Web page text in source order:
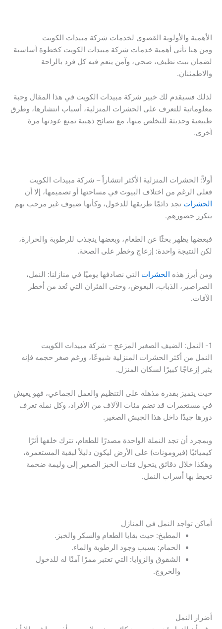
الأهمية والأولوية القصوى لخدمات شركة مبيدات الكويت
ومن هنا تأتي أهمية خدمات شركة مبيدات الكويت كخطوة أساسية
لضمان بيت نظيف، صحي، وآمن ينعم فيه كل فرد بالراحة
والاطمئنان.
لذلك فسيقدم لك خبير شركة مبيدات الكويت في هذا المقال وجبة
معلوماتية للتعرف على الحشرات المنزلية، أسباب انتشارها، وطرق
طبيعية وحديثة للتخلص منها، مع نصائح ذهبية تمنع عودتها مرة
أخرى.
أولاً: الحشرات المنزلية الأكثر انتشاراً – شركة مبيدات الكويت
فعلى الرغم من اختلاف البيوت في مساحتها أو تصميمها، إلا أن
الحشرات تجد دائمًا طريقها للدخول، وكأنها ضيوف غير مرحب بهم
يتكرر حضورهم.
فبعضها يظهر بحثًا عن الطعام، وبعضها ينجذب للرطوبة والحرارة،
لكن النتيجة واحدة: إزعاج وخطر على الصحة.
ومن أبرز هذه الحشرات التي نصادفها يوميًا في منازلنا: النمل،
الصراصير، الذباب، البعوض، وحتى الفئران التي تُعد من أخطر
الآفات.
1- النمل: الضيف الصغير المزعج – شركة مبيدات الكويت
النمل من أكثر الحشرات المنزلية شيوعًا، ورغم صغر حجمه فإنه
يثير إزعاجًا كبيرًا لسكان المنزل.
حيث يتميز بقدرة مذهلة على التنظيم والعمل الجماعي، فهو يعيش
في مستعمرات قد تضم مئات الآلاف من الأفراد، وكل نملة تعرف
دورها جيدًا داخل هذا الجيش الصغير.
وبمجرد أن تجد النملة الواحدة مصدرًا للطعام، تترك خلفها أثرًا
كيميائيًا (فيرومونات) على الأرض ليكون دليلاً لبقية المستعمرة،
وهكذا خلال دقائق يتحول فتات الخبز الصغير إلى وليمة ضخمة
تحيط بها أسراب النمل.
أماكن تواجد النمل في المنازل
المطبخ: حيث بقايا الطعام والسكر والخبز.
الحمام: بسبب وجود الرطوبة والماء.
الشقوق والزوايا: التي تعتبر ممرًا آمنًا له للدخول
والخروج.
أضرار النمل